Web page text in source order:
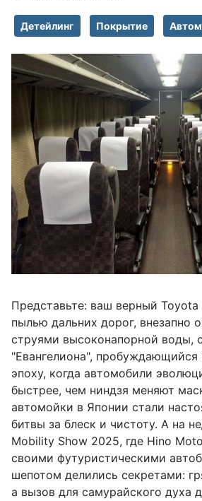
Детейлинг Покрытие
Представьте: ваш верный
пылью дальних дорог, внезапно
струями высоконапорной воды,
"Евангелиона", пробуждающийся
эпоху, когда автомобили
быстрее, чем ниндзя меняют
автомойки в Японии стали
битвы за блеск и чистоту. А на
Mobility Show 2025, где Hino
своими футуристическими
шепотом делились секретами:
а вызов для самурайского духа